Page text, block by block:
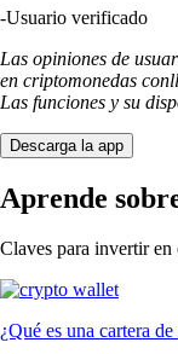
-Usuario verificado
Las opiniones de
en criptomonedas
Las funciones y su
Descarga la app
Aprende
Claves para invertir en
¿Qué es una cartera